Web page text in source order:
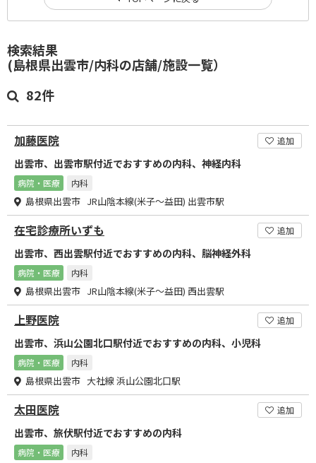
検索結果
(島根県出雲市/内科の店舗/施設一覧）
82件
加藤医院 追加
出雲市、出雲市駅付近でおすすめの内科、神経内科
病院・医療 内科
島根県出雲市 JR山陰本線(米子～益田) 出雲市駅
在宅診療所いずも 追加
出雲市、西出雲駅付近でおすすめの内科、脳神経外科
病院・医療 内科
島根県出雲市 JR山陰本線(米子～益田) 西出雲駅
上野医院 追加
出雲市、浜山公園北口駅付近でおすすめの内科、小児科
病院・医療 内科
島根県出雲市 大社線 浜山公園北口駅
太田医院 追加
出雲市、旅伏駅付近でおすすめの内科
病院・医療 内科